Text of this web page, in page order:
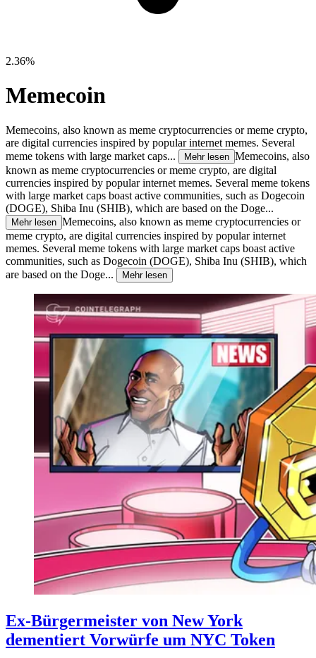
2.36%
Memecoin
Memecoins, also known as meme cryptocurrencies or meme crypto,
are digital currencies inspired by popular internet memes. Several
meme tokens with large market caps...
Mehr lesen Memecoins, also
known as meme cryptocurrencies or meme crypto, are digital
currencies inspired by popular internet memes. Several meme tokens
with large market caps boast active communities, such as Dogecoin
(DOGE), Shiba Inu (SHIB), which are based on the Doge...
Mehr lesen Memecoins, also known as meme cryptocurrencies or
meme crypto, are digital currencies inspired by popular internet
memes. Several meme tokens with large market caps boast active
communities, such as Dogecoin (DOGE), Shiba Inu (SHIB), which
are based on the Doge...
Mehr lesen
Ex-Bürgermeister von New York
dementiert Vorwürfe um NYC Token